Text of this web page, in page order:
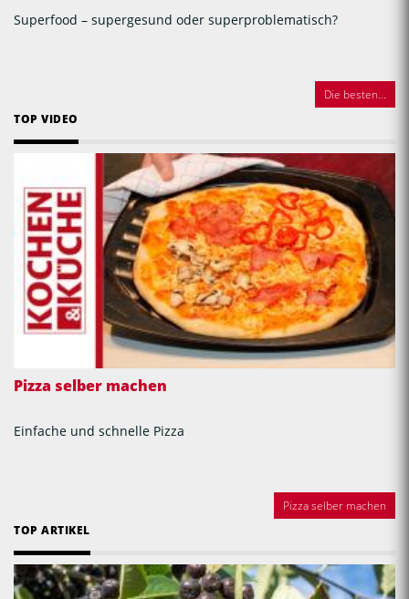
Superfood – supergesund oder superproblematisch?
Die besten...
TOP VIDEO
Pizza selber machen
Einfache und schnelle Pizza
Pizza selber machen
TOP ARTIKEL